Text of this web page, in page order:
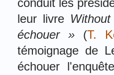
conduit les
leur livre
échouer » (T.
témoignage de
échouer